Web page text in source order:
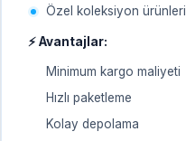
Özel koleksiyon ürünleri
⚡ Avantajlar:
Minimum kargo maliyeti
Hızlı paketleme
Kolay depolama